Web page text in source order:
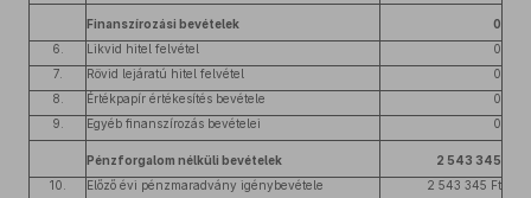
Finanszírozási bevételek
0
6.
Likvid hitel felvétel
0
7.
Rövid lejáratú hitel felvétel
0
8.
Értékpapír értékesítés bevétele
0
9.
Egyéb finanszírozás bevételei 0
Pénzforgalom nélküli bevételek
2 543 345
10.
Előző évi pénzmaradvány igénybevétele
2 543 345 Ft